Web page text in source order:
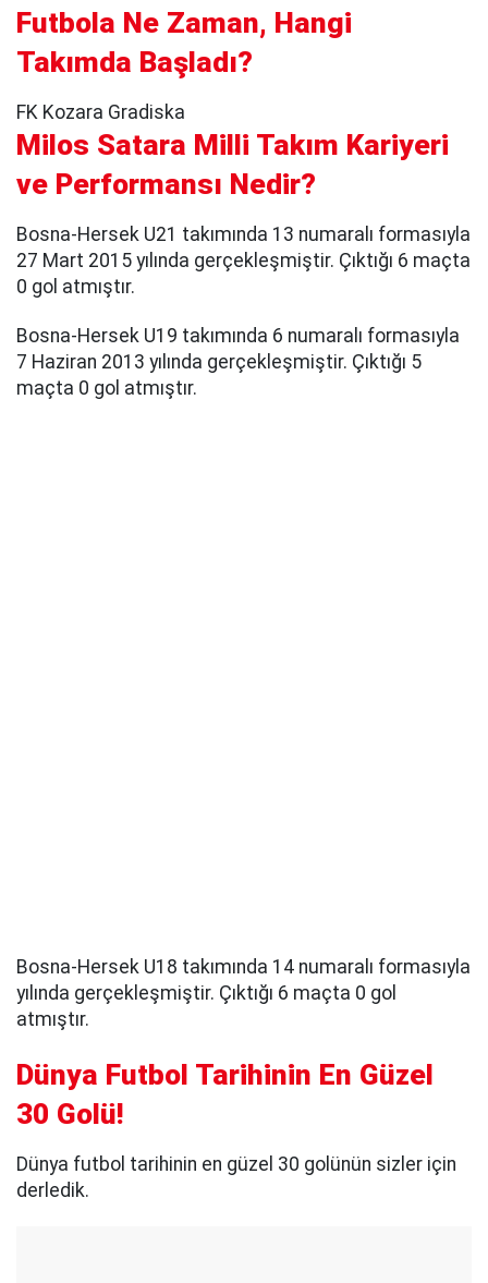
Futbola Ne Zaman, Hangi
Takımda Başladı?
FK Kozara Gradiska
Milos Satara Milli Takım Kariyeri
ve Performansı Nedir?
Bosna-Hersek U21 takımında 13 numaralı formasıyla
27 Mart 2015 yılında gerçekleşmiştir. Çıktığı 6 maçta
0 gol atmıştır.
Bosna-Hersek U19 takımında 6 numaralı formasıyla
7 Haziran 2013 yılında gerçekleşmiştir. Çıktığı 5
maçta 0 gol atmıştır.
Bosna-Hersek U18 takımında 14 numaralı formasıyla
yılında gerçekleşmiştir. Çıktığı 6 maçta 0 gol
atmıştır.
Dünya Futbol Tarihinin En Güzel
30 Golü!
Dünya futbol tarihinin en güzel 30 golünün sizler için
derledik.